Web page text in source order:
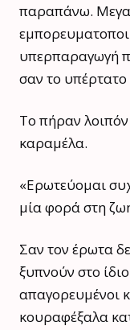
παραπάνω.
υπερπαραγωγή
σαν το
Το πήραν λοιπόν
καραμέλα.
«Ερωτεύομαι
μία φορά στη
Σαν τον έρωτα
ξυπνούν στο
απαγορευμένοι
κουραφέξαλα